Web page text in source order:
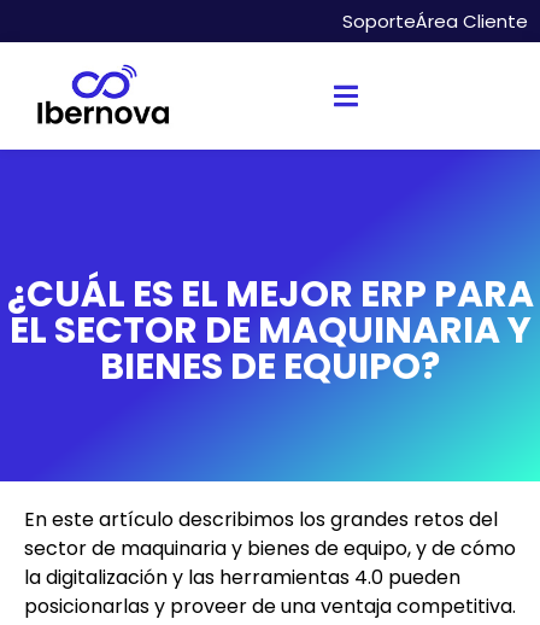
SoporteÁrea Cliente
¿CUÁL ES EL MEJOR ERP PARA
EL SECTOR DE MAQUINARIA Y
BIENES DE EQUIPO?
En este artículo describimos los grandes retos del
sector de maquinaria y bienes de equipo, y de cómo
la digitalización y las herramientas 4.0 pueden
posicionarlas y proveer de una ventaja competitiva.